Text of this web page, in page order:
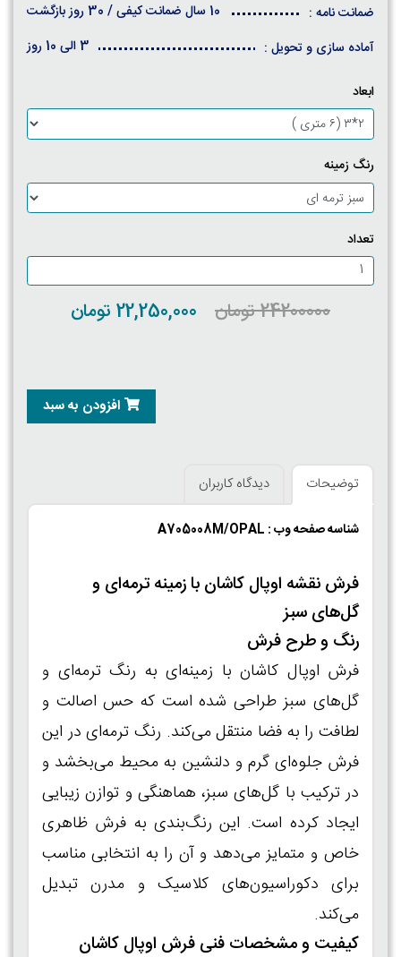
ضمانت نامه :
10 سال ضمانت کیفی / 30 روز بازگشت
آماده سازی و تحویل :
3 الی 10 روز
ابعاد
رنگ زمینه
تعداد
24200000 تومان 22,250,000 تومان
افزودن به سبد
توضیحات دیدگاه کاربران
شناسه صفحه وب : A705008M/OPAL
فرش نقشه اوپال کاشان با زمینه ترمه‌ای و
گل‌های سبز
رنگ و طرح فرش
فرش اوپال کاشان با زمینه‌ای به رنگ ترمه‌ای و
گل‌های سبز طراحی شده است که حس اصالت و
لطافت را به فضا منتقل می‌کند. رنگ ترمه‌ای در این
فرش جلوه‌ای گرم و دلنشین به محیط می‌بخشد و
در ترکیب با گل‌های سبز، هماهنگی و توازن زیبایی
ایجاد کرده است. این رنگ‌بندی به فرش ظاهری
خاص و متمایز می‌دهد و آن را به انتخابی مناسب
برای دکوراسیون‌های کلاسیک و مدرن تبدیل
می‌کند.
کیفیت و مشخصات فنی فرش اوپال کاشان